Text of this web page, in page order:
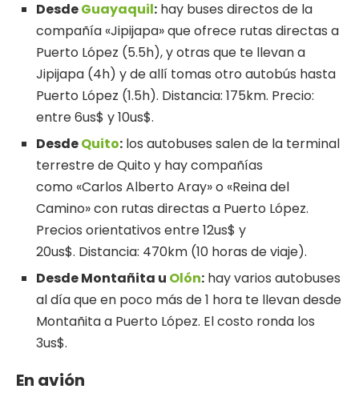
DesdeGuayaquil: hay buses directos de la
compañía «Jipijapa» que ofrece rutas directas a
Puerto López (5.5h), y otras que te llevan a
Jipijapa (4h) y de allí tomas otro autobús hasta
Puerto López (1.5h). Distancia: 175km. Precio:
entre 6us$ y 10us$.
DesdeQuito: los autobuses salen de la terminal
terrestre de Quito y hay compañías
como «Carlos Alberto Aray» o «Reina del
Camino» con rutas directas a Puerto López.
Precios orientativos entre 12us$ y
20us$. Distancia: 470km (10 horas de viaje).
Desde Montañita u Olón: hay varios autobuses
al día que en poco más de 1 hora te llevan desde
Montañita a Puerto López. El costo ronda los
3us$.
En avión